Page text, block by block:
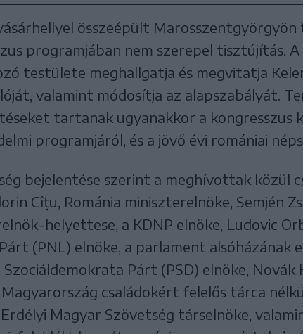
összeépült
programjában nem szerepel tisztújítás.
testülete meghallgatja és megvitatja
valamint módosítja az alapszabályát.
tartanak ugyanakkor a kongresszus
programjáról, és a jövő évi romániai
bejelentése szerint a meghívottak közül
Cîțu, Románia miniszterelnöke, Semjén
helyettese, a KDNP elnöke, Ludovic
(PNL) elnöke, a parlament alsóházának
Szociáldemokrata Párt (PSD) elnöke, Novák
Magyarország családokért felelős tárca
Erdélyi Magyar Szövetség társelnöke,